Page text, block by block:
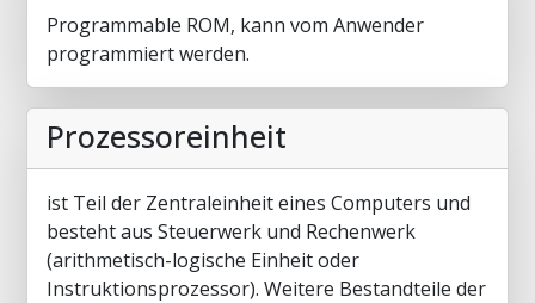
Programmable ROM, kann vom Anwender
programmiert werden.
Prozessoreinheit
ist Teil der Zentraleinheit eines Computers und
besteht aus Steuerwerk und Rechenwerk
(arithmetisch-logische Einheit oder
Instruktionsprozessor). Weitere Bestandteile der